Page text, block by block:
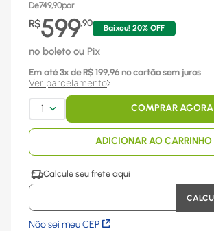
De749,90por
R$599,90
Baixou! 20% OFF
no boleto ou Pix
Em até 3x de R$ 199,96 no cartão sem juros
Ver parcelamento
1 COMPRAR AGORA
ADICIONAR AO CARRINHO
Não sei meu CEP